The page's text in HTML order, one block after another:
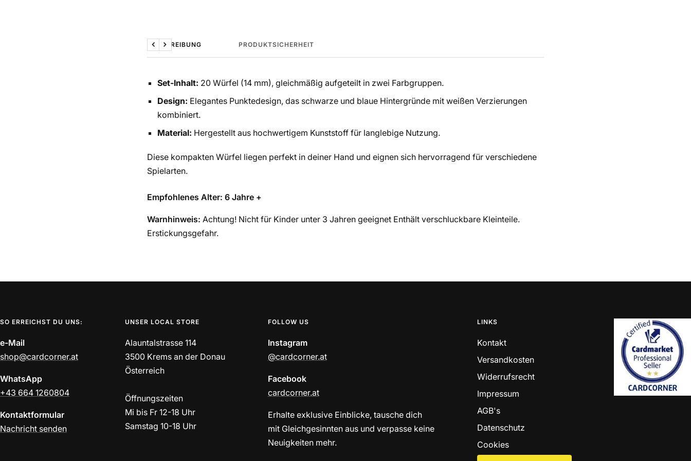
BESCHREIBUNG PRODUKTSICHERHEIT
ZurückWeiter
Set-Inhalt: 20 Würfel (14 mm), gleichmäßig aufgeteilt in zwei Farbgruppen.
Design: Elegantes Punktedesign, das schwarze und blaue Hintergründe mit weißen Verzierungen
kombiniert.
Material: Hergestellt aus hochwertigem Kunststoff für langlebige Nutzung.
Diese kompakten Würfel liegen perfekt in deiner Hand und eignen sich hervorragend für verschiedene
Spielarten.
Empfohlenes Alter: 6 Jahre +
Warnhinweis: Achtung! Nicht für Kinder unter 3 Jahren geeignet Enthält verschluckbare Kleinteile.
Erstickungsgefahr.
SO ERREICHST DU UNS:
e-Mail
shop@cardcorner.at
WhatsApp
+43 664 1260804
Kontaktformular
Nachricht senden
UNSER LOCAL STORE
Alauntalstrasse 114
3500 Krems an der Donau
Österreich
Öffnungszeiten
Mi bis Fr 12-18 Uhr
Samstag 10-18 Uhr
FOLLOW US
Instagram
@cardcorner.at
Facebook
cardcorner.at
Erhalte exklusive Einblicke, tausche dich
mit Gleichgesinnten aus und verpasse keine
Neuigkeiten mehr.
LINKS
Kontakt
Versandkosten
Widerrufsrecht
Impressum
AGB's
Datenschutz
Cookies